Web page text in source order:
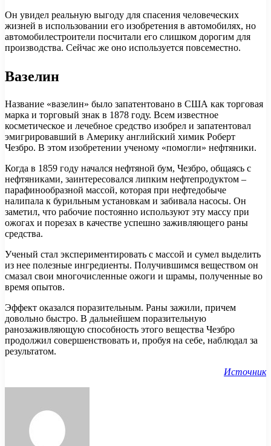
Он увидел реальную выгоду для спасения человеческих
жизней в использовании его изобретения в автомобилях, но
автомобилестроители посчитали его слишком дорогим для
производства. Сейчас же оно используется повсеместно.
Вазелин
Название «вазелин» было запатентовано в США как торговая
марка и торговый знак в 1878 году. Всем известное
косметическое и лечебное средство изобрел и запатентовал
эмигрировавший в Америку английский химик Роберт
Чезбро. В этом изобретении ученому «помогли» нефтяники.
Когда в 1859 году начался нефтяной бум, Чезбро, общаясь с
нефтяниками, заинтересовался липким нефтепродуктом –
парафинообразной массой, которая при нефтедобыче
налипала к бурильным установкам и забивала насосы. Он
заметил, что рабочие постоянно используют эту массу при
ожогах и порезах в качестве успешно заживляющего раны
средства.
Ученый стал экспериментировать с массой и сумел выделить
из нее полезные ингредиенты. Получившимся веществом он
смазал свои многочисленные ожоги и шрамы, полученные во
время опытов.
Эффект оказался поразительным. Раны зажили, причем
довольно быстро. В дальнейшем поразительную
ранозаживляющую способность этого вещества Чезбро
продолжил совершенствовать и, пробуя на себе, наблюдал за
результатом.
Источник